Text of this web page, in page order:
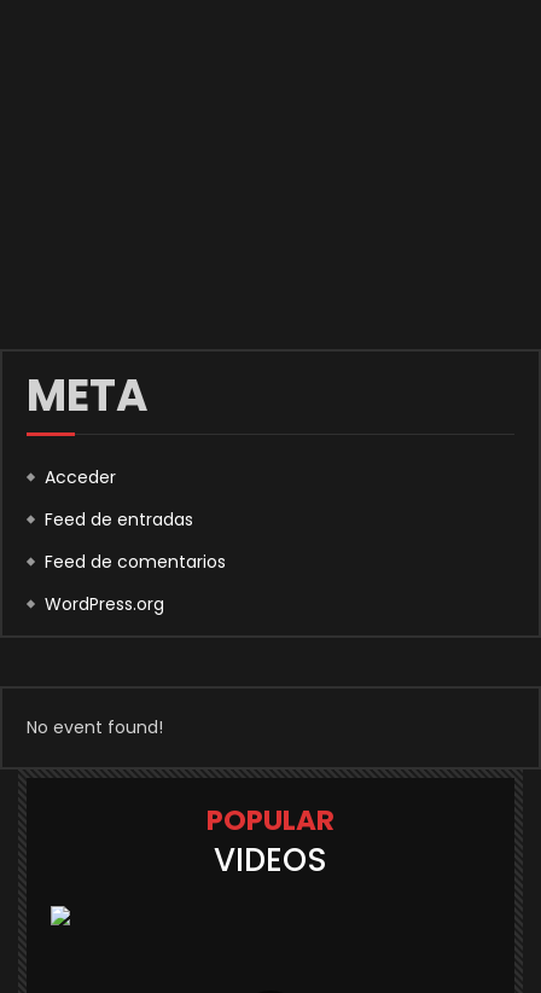
META
Acceder
Feed de entradas
Feed de comentarios
WordPress.org
No event found!
POPULAR
VIDEOS